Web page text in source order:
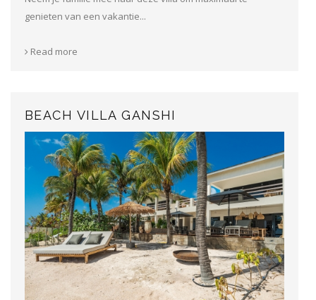
genieten van een vakantie...
Read more
BEACH VILLA GANSHI